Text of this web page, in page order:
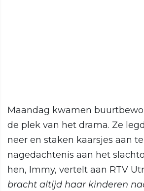
Maandag kwamen
de plek van het drama. Ze
neer en staken kaarsjes aan
nagedachtenis aan het
hen, Immy, vertelt aan RTV
bracht altijd haar kinderen